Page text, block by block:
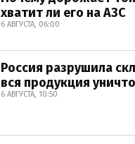
хватит ли его на АЗС
6 АВГУСТА, 06:00
Россия разрушила
вся продукция
6 АВГУСТА, 10:50